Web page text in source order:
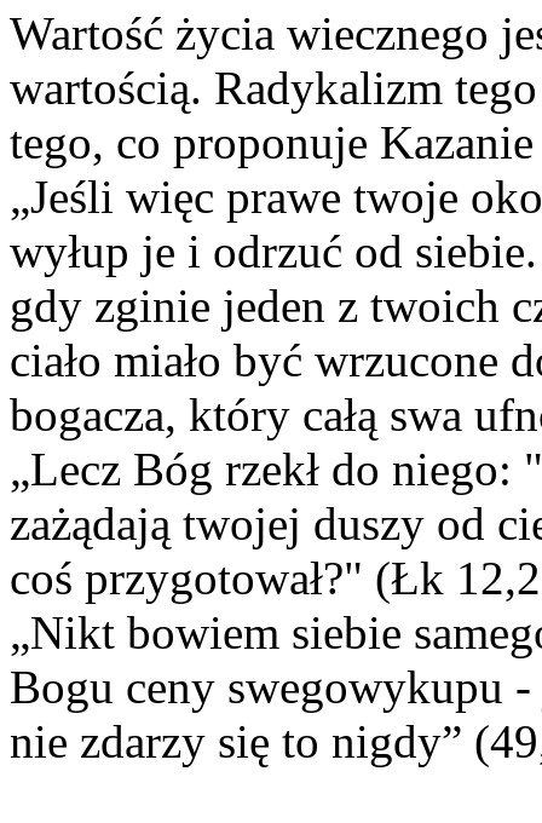
Wartość życia wiecznego
wartością. Radykalizm
tego, co proponuje
„Jeśli więc prawe twoje
wyłup je i odrzuć od
gdy zginie jeden z twoich
ciało miało być wrzucone
bogacza, który całą swa
„Lecz Bóg rzekł do niego:
zażądają twojej duszy od
coś przygotował?" (Łk
„Nikt bowiem siebie
Bogu ceny swegowykupu
nie zdarzy się to nigdy”